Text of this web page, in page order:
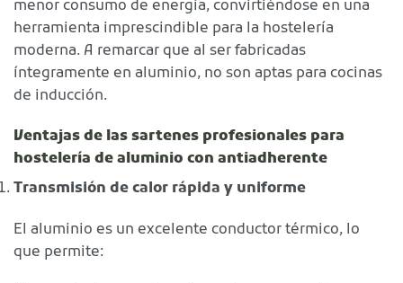
menor consumo de energía, convirtiéndose en una
herramienta imprescindible para la hostelería
moderna. A remarcar que al ser fabricadas
íntegramente en aluminio, no son aptas para cocinas
de inducción.
Ventajas de las sartenes profesionales para
hostelería de aluminio con antiadherente
Transmisión de calor rápida y uniforme
El aluminio es un excelente conductor térmico, lo
que permite: